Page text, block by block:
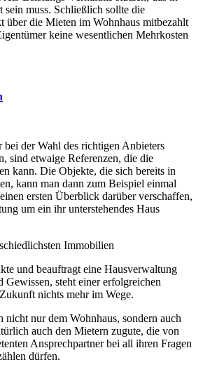
sein muss. Schließlich sollte die
über die Mieten im Wohnhaus mitbezahlt
keine wesentlichen Mehrkosten
der Wahl des richtigen Anbieters
sind etwaige Referenzen, die die
kann. Die Objekte, die sich bereits in
kann man dann zum Beispiel einmal
ersten Überblick darüber verschaffen,
um ein ihr unterstehendes Haus
und beauftragt eine Hausverwaltung
Gewissen, steht einer erfolgreichen
nichts mehr im Wege.
nicht nur dem Wohnhaus, sondern auch
auch den Mietern zugute, die von
Ansprechpartner bei all ihren Fragen
dürfen.